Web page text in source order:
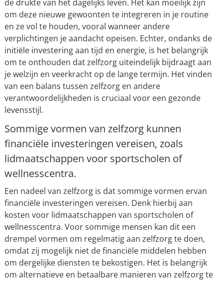
de drukte van het dagelijks leven. Het kan moeilijk zijn
om deze nieuwe gewoonten te integreren in je routine
en ze vol te houden, vooral wanneer andere
verplichtingen je aandacht opeisen. Echter, ondanks de
initiële investering aan tijd en energie, is het belangrijk
om te onthouden dat zelfzorg uiteindelijk bijdraagt aan
je welzijn en veerkracht op de lange termijn. Het vinden
van een balans tussen zelfzorg en andere
verantwoordelijkheden is cruciaal voor een gezonde
levensstijl.
Sommige vormen van zelfzorg kunnen
financiële investeringen vereisen, zoals
lidmaatschappen voor sportscholen of
wellnesscentra.
Een nadeel van zelfzorg is dat sommige vormen ervan
financiële investeringen vereisen. Denk hierbij aan
kosten voor lidmaatschappen van sportscholen of
wellnesscentra. Voor sommige mensen kan dit een
drempel vormen om regelmatig aan zelfzorg te doen,
omdat zij mogelijk niet de financiële middelen hebben
om dergelijke diensten te bekostigen. Het is belangrijk
om alternatieve en betaalbare manieren van zelfzorg te